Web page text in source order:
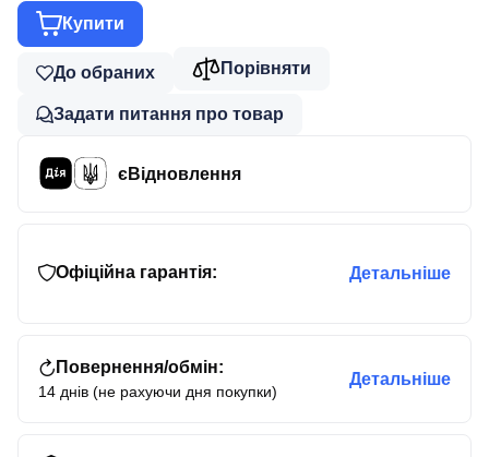
Купити
До обраних Порівняти
Задати питання про товар
єВідновлення
Офіційна гарантія: Детальніше
Повернення/обмін:
14 днів (не рахуючи дня покупки)
Детальніше